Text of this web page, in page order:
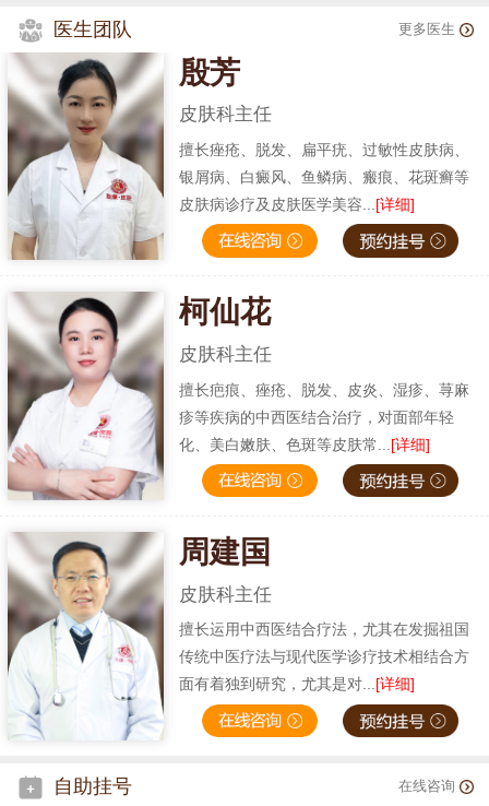
医生团队 更多医生
殷芳
皮肤科主任
擅长痤疮、脱发、扁平疣、过敏性皮肤病、
银屑病、白癜风、鱼鳞病、瘢痕、花斑癣等
皮肤病诊疗及皮肤医学美容... [详细]
柯仙花
皮肤科主任
擅长疤痕、痤疮、脱发、皮炎、湿疹、荨麻
疹等疾病的中西医结合治疗，对面部年轻
化、美白嫩肤、色斑等皮肤常... [详细]
周建国
皮肤科主任
擅长运用中西医结合疗法，尤其在发掘祖国
传统中医疗法与现代医学诊疗技术相结合方
面有着独到研究，尤其是对...[详细]
自助挂号 在线咨询